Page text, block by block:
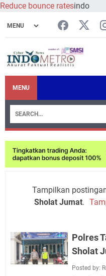
Reduce bounce ratesindo
MENU
Tampilkan
Sholat Jumat.
Polres
Sholat
Posted by: